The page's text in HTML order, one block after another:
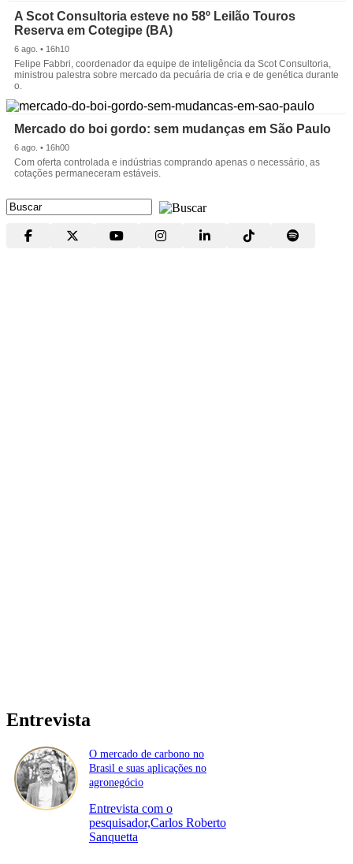
A Scot Consultoria esteve no 58º Leilão Touros
Reserva em Cotegipe (BA)
6 ago. • 16h10
Felipe Fabbri, coordenador da equipe de inteligência da Scot Consultoria,
ministrou palestra sobre mercado da pecuária de cria e de genética durante
o.
Mercado do boi gordo: sem mudanças em São Paulo
6 ago. • 16h00
Com oferta controlada e indústrias comprando apenas o necessário, as
cotações permaneceram estáveis.
Entrevista
O mercado de carbono no
Brasil e suas aplicações no
agronegócio
Entrevista com o
pesquisador,Carlos Roberto
Sanquetta